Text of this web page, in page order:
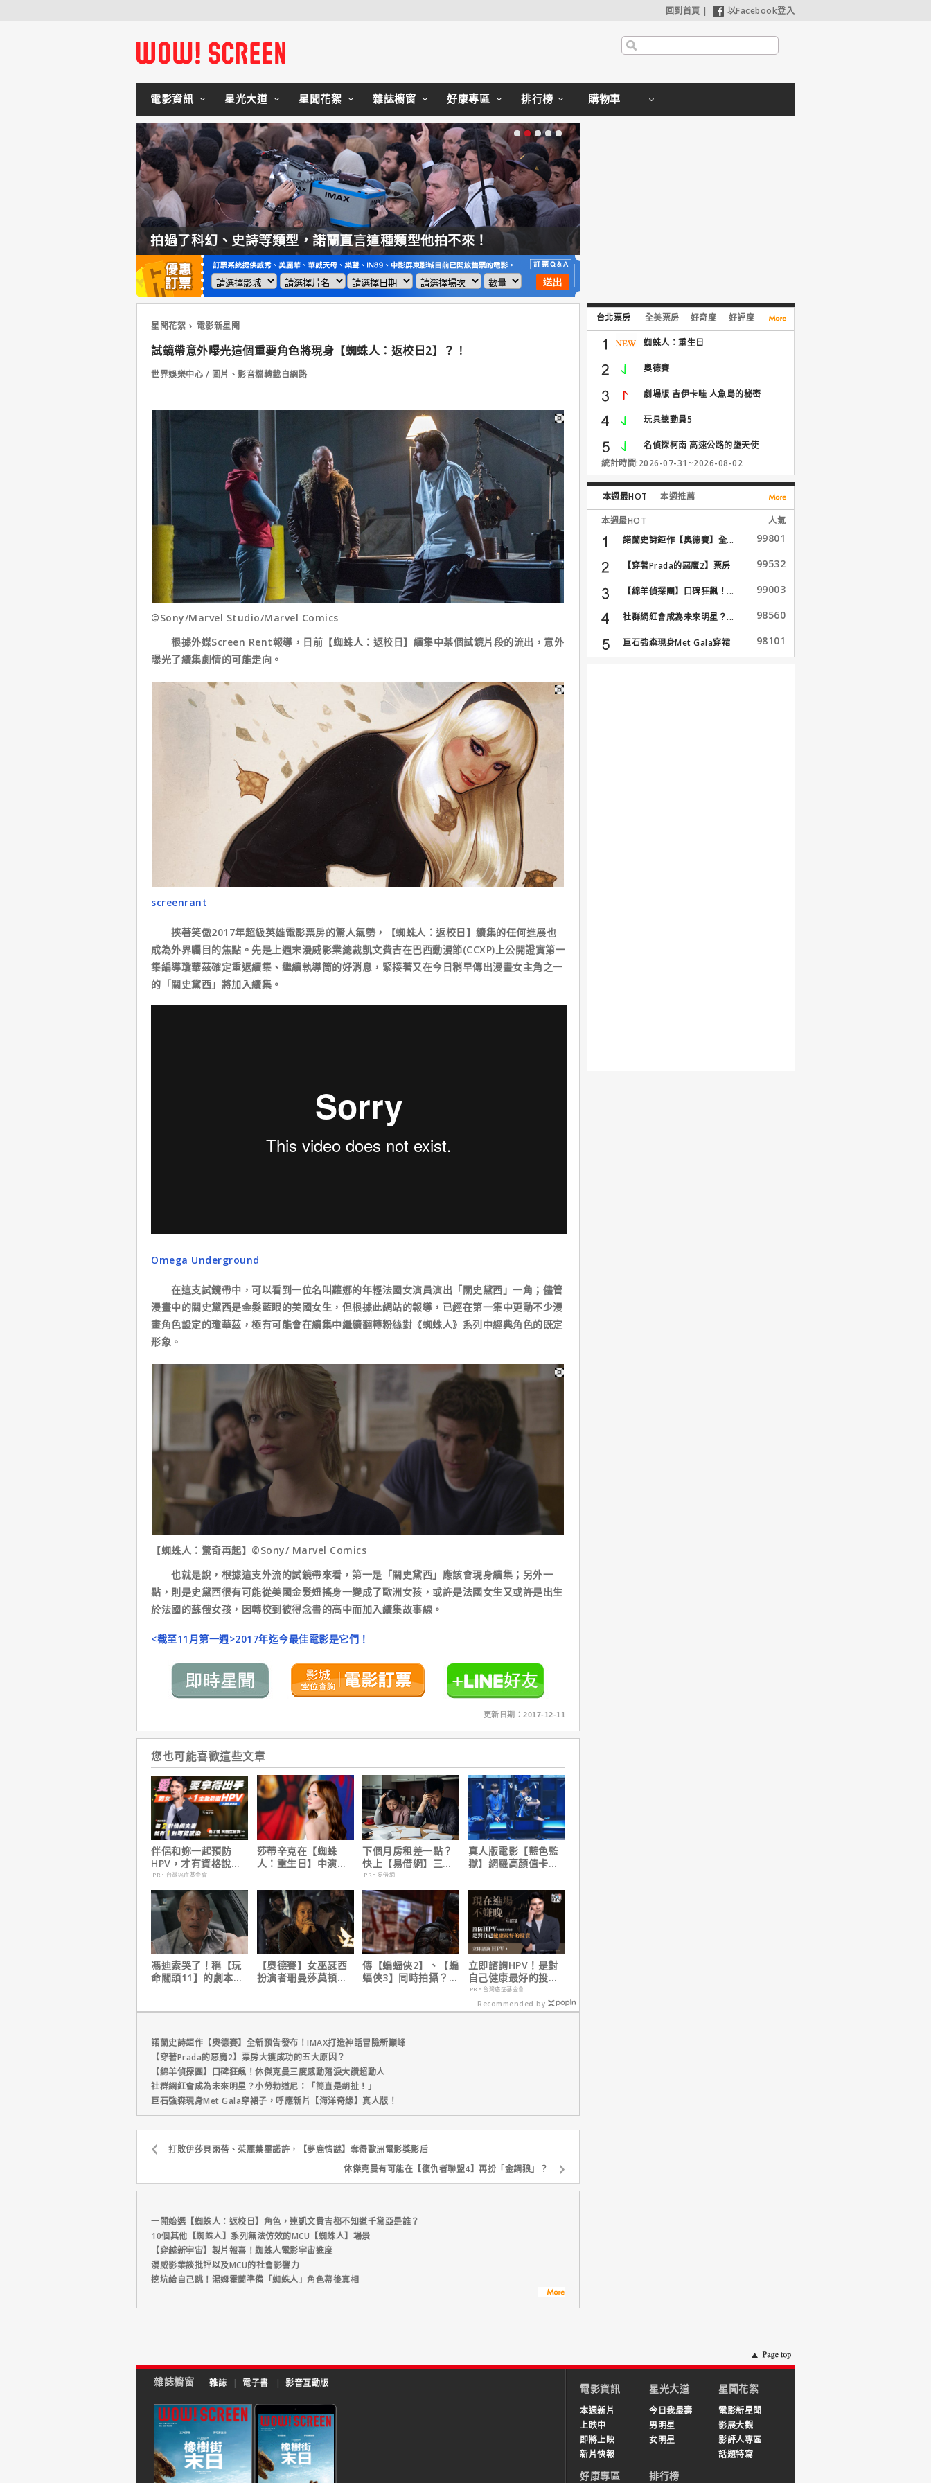
回到首頁 | 以Facebook登入
電影資訊 星光大道 星聞花絮 雜誌櫥窗 好康專區 排行榜 購物車
拍過了科幻、史詩等類型，諾蘭直言這種類型他拍不來！
星聞花絮 電影新星聞
試鏡帶意外曝光這個重要角色將現身【蜘蛛人：返校日2】？！
世界娛樂中心 / 圖片、影音檔轉載自網路
©Sony/Marvel Studio/Marvel Comics
根據外媒Screen Rent報導，日前【蜘蛛人：返校日】續集中某個試鏡片段的流出，意外
曝光了續集劇情的可能走向。
screenrant
挾著笑傲2017年超級英雄電影票房的驚人氣勢，【蜘蛛人：返校日】續集的任何進展也
成為外界矚目的焦點。先是上週末漫威影業總裁凱文費吉在巴西動漫節(CCXP)上公開證實第一
集編導瓊華茲確定重返續集、繼續執導筒的好消息，緊接著又在今日稍早傳出漫畫女主角之一
的「關史黛西」將加入續集。
Omega Underground
在這支試鏡帶中，可以看到一位名叫蘿娜的年輕法國女演員演出「關史黛西」一角；儘管
漫畫中的關史黛西是金髮藍眼的美國女生，但根據此網站的報導，已經在第一集中更動不少漫
畫角色設定的瓊華茲，極有可能會在續集中繼續翻轉粉絲對《蜘蛛人》系列中經典角色的既定
形象。
【蜘蛛人：驚奇再起】©Sony/ Marvel Comics
也就是說，根據這支外流的試鏡帶來看，第一是「關史黛西」應該會現身續集；另外一
點，則是史黛西很有可能從美國金髮妞搖身一變成了歐洲女孩，或許是法國女生又或許是出生
於法國的蘇俄女孩，因轉校到彼得念書的高中而加入續集故事線。
<截至11月第一週>2017年迄今最佳電影是它們！
更新日期：2017-12-11
您也可能喜歡這些文章
伴侶和妳一起預防
HPV，才有資格說愛
妳！
PR・台灣癌症基金會
莎蒂辛克在【蜘蛛
人：重生日】中演的
下伏筆？
下個月房租差一點？
快上【易借網】三分
鐘解決燃眉之急
PR・易借網
真人版電影【藍色監
獄】網羅高顏值卡司
馮迪索哭了！稱【玩
命關頭11】的劇本是
【奧德賽】女巫瑟西
扮演者珊曼莎莫頓曝
傳【蝙蝠俠2】、【蝙
蝠俠3】同時拍攝？詹
立即諮詢HPV！是對
自己健康最好的投
資，把握現在不嫌
晚！
PR・台灣癌症基金會
Recommended by
諾蘭史詩鉅作【奧德賽】全新預告發布！IMAX打造神話冒險新巔峰
【穿著Prada的惡魔2】票房大獲成功的五大原因？
【綿羊偵探團】口碑狂飆！休傑克曼三度感動落淚大讚超動人
社群網紅會成為未來明星？小勞勃道尼：「簡直是胡扯！」
巨石強森現身Met Gala穿裙子，呼應新片【海洋奇緣】真人版！
打敗伊莎貝雨蓓、茱麗葉畢諾許，【夢鹿情謎】奪得歐洲電影獎影后
休傑克曼有可能在【復仇者聯盟4】再扮「金鋼狼」？
一開始選【蜘蛛人：返校日】角色，連凱文費吉都不知道千黛亞是誰？
10個其他【蜘蛛人】系列無法仿效的MCU【蜘蛛人】場景
【穿越新宇宙】製片報喜！蜘蛛人電影宇宙進度
漫威影業談批評以及MCU的社會影響力
挖坑給自己跳！湯姆霍蘭準備「蜘蛛人」角色幕後真相
台北票房 全美票房 好奇度 好評度
蜘蛛人：重生日
奧德賽
劇場版 吉伊卡哇 人魚島的秘密
玩具總動員5
名偵探柯南 高速公路的墮天使
統計時間:2026-07-31~2026-08-02
本週最HOT 本週推薦
本週最HOT
人氣
諾蘭史詩鉅作【奧德賽】全...
99801
【穿著Prada的惡魔2】票房
99532
【綿羊偵探團】口碑狂飆！... 99003
社群網紅會成為未來明星？... 98560
巨石強森現身Met Gala穿裙
子...
98101
雜誌櫥窗 雜誌 | 電子書 | 影音互動版 電影資訊
本週新片
上映中
即將上映
新片快報
星光大道
今日我最壽
男明星
女明星
星聞花絮
電影新星聞
影展大觀
影評人專區
話題特寫
好康專區 排行榜